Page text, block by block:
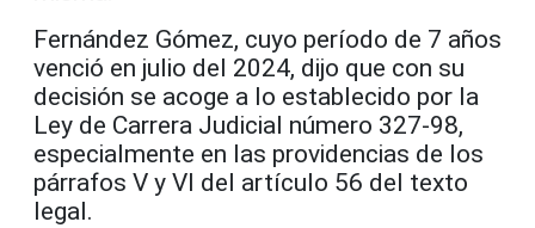
Fernández Gómez, cuyo período de 7 años
venció en julio del 2024, dijo que con su
decisión se acoge a lo establecido por la
Ley de Carrera Judicial número 327-98,
especialmente en las providencias de los
párrafos V y VI del artículo 56 del texto
legal.